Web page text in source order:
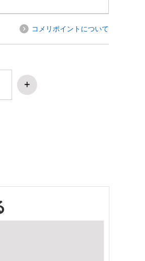
コメリポイントについて